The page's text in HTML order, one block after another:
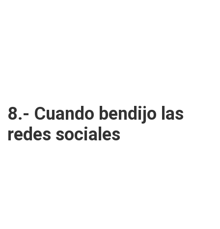
8.- Cuando bendijo las
redes sociales